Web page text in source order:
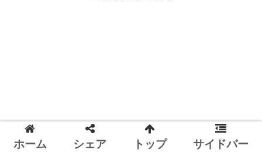
ホーム シェア トップ サイドバー